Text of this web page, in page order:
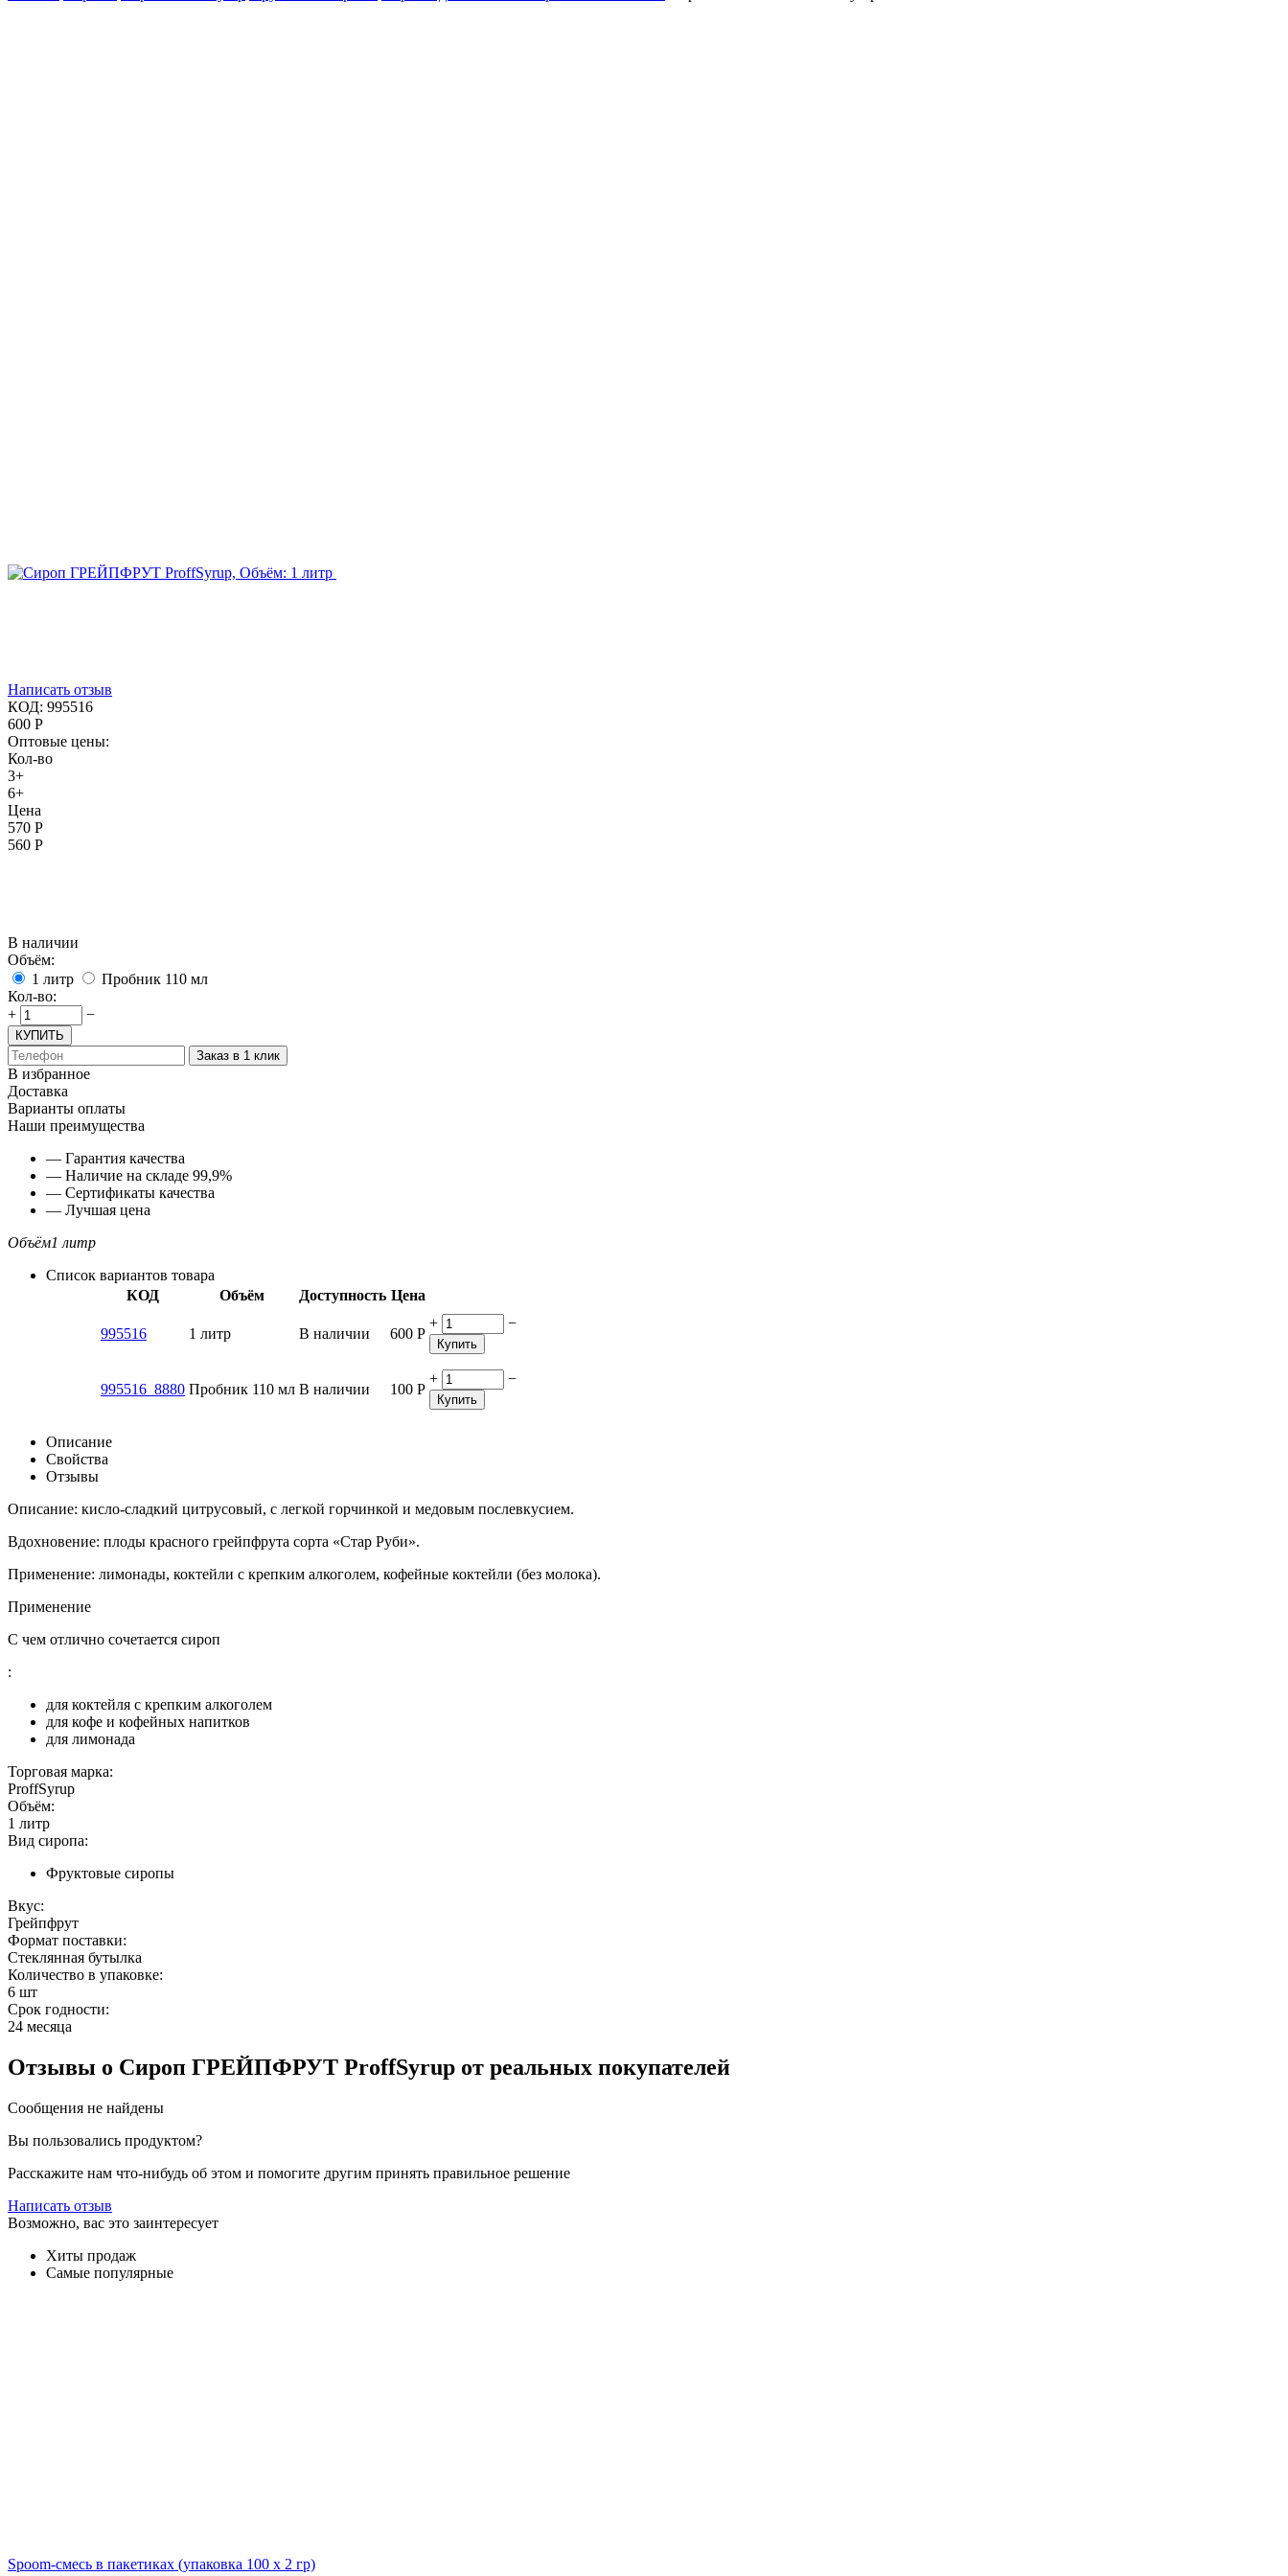
Написать отзыв
КОД: 995516
600 Р
Оптовые цены:
Кол-во
3+
6+
Цена
570 Р
560 Р
В наличии
Объём:
1 литр
Пробник 110 мл
Кол-во:
+
−
КУПИТЬ
Заказ в 1 клик
В избранное
Доставка
Варианты оплаты
Наши преимущества
— Гарантия качества
— Наличие на складе 99,9%
— Сертификаты качества
— Лучшая цена
Объём1 литр
Список вариантов товара
КОД
Объём Доступность Цена
995516 1 литр В наличии 600 Р
+ −
Купить
995516_8880 Пробник 110 мл В наличии 100 Р
+ −
Купить
Описание
Свойства
Отзывы
Описание: кисло-сладкий цитрусовый, с легкой горчинкой и медовым послевкусием.
Вдохновение: плоды красного грейпфрута сорта «Стар Руби».
Применение: лимонады, коктейли с крепким алкоголем, кофейные коктейли (без молока).
Применение
С чем отлично сочетается сироп
:
для коктейля с крепким алкоголем
для кофе и кофейных напитков
для лимонада
Торговая марка:
ProffSyrup
Объём:
1 литр
Вид сиропа:
Фруктовые сиропы
Вкус:
Грейпфрут
Формат поставки:
Стеклянная бутылка
Количество в упаковке:
6 шт
Срок годности:
24 месяца
Отзывы о Сироп ГРЕЙПФРУТ ProffSyrup от реальных покупателей
Сообщения не найдены
Вы пользовались продуктом?
Расскажите нам что-нибудь об этом и помогите другим принять правильное решение
Написать отзыв
Возможно, вас это заинтересует
Хиты продаж
Самые популярные
Spoom-смесь в пакетиках (упаковка 100 х 2 гр)